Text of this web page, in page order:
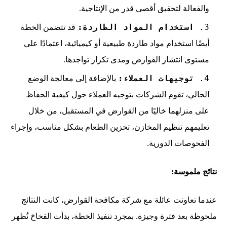
والفعالة لتحقيق أقصى قدر من الإنتاجية.
استخدام المواد الطاردة: قد تتضمن الخطة
أيضًا استخدام مواد طاردة طبيعية أو كيميائية، اعتمادًا على
مستوى انتشار القوارض ومدى تكرار تواجدها.
توجيهات العملاء: بالإضافة إلى معالجة الوضع
الحالي، تقوم الشركات بتوجيه العملاء حول كيفية الحفاظ
على منزلهما خاليًا من القوارض في المستقبل، من خلال
تعليمهم تنظيم المخازن، تخزين الطعام بشكل مناسب، وإجراء
الفحوصات الدورية.
نتائج ملموسة:
عندما تعاونت عائلة مع شركة مكافحة القوارض، كانت النتائج
ملحوظة بعد فترة وجيزة. بمجرد تنفيذ الخطة، بدأت الفخاخ تُظهر